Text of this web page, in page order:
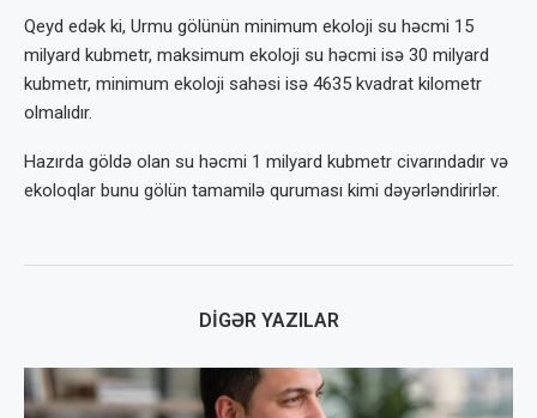
Qeyd edək ki, Urmu gölünün minimum ekoloji su həcmi 15
milyard kubmetr, maksimum ekoloji su həcmi isə 30 milyard
kubmetr, minimum ekoloji sahəsi isə 4635 kvadrat kilometr
olmalıdır.
Hazırda göldə olan su həcmi 1 milyard kubmetr civarındadır və
ekoloqlar bunu gölün tamamilə quruması kimi dəyərləndirirlər.
DIGƏR YAZILAR